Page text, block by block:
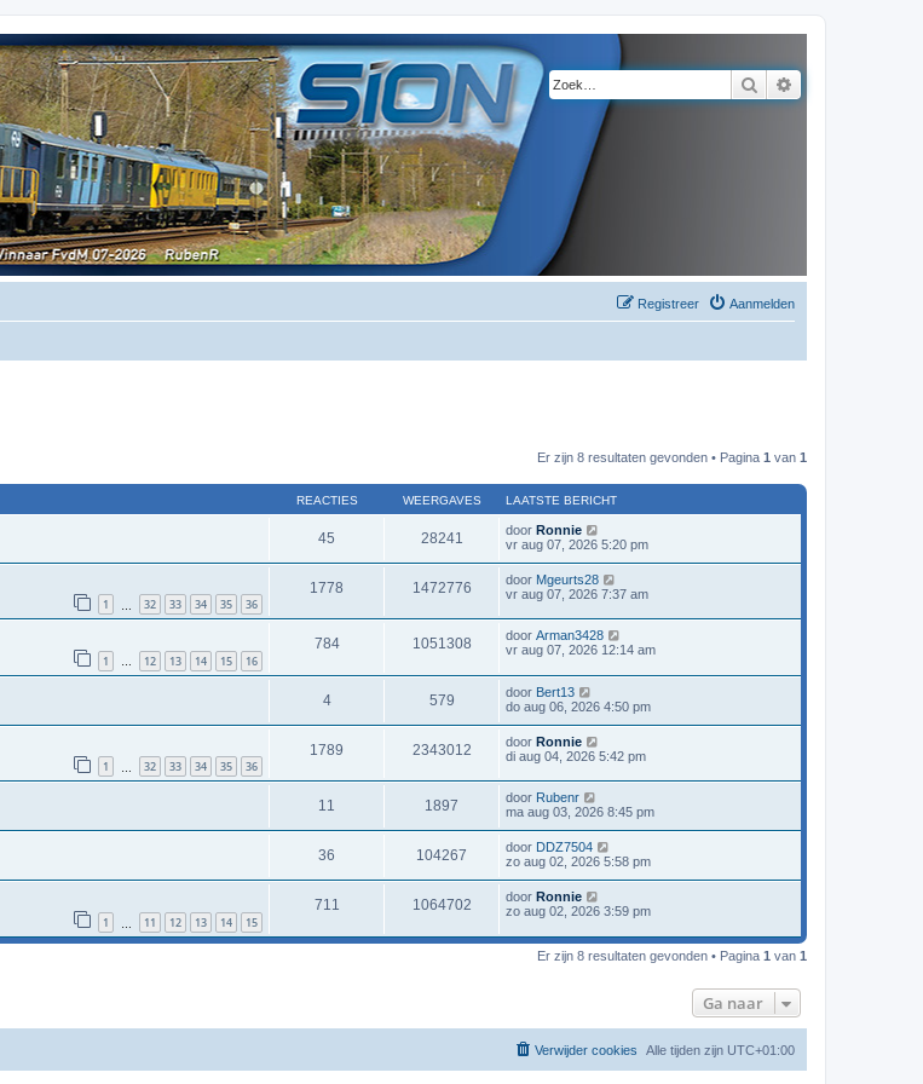
Zoek
Aanmelden
Registreer
Er zijn 8 resultaten gevonden • Pagina 1 van 1
REACTIES WEERGAVES LAATSTE BERICHT
45 28241 door Ronnie
vr aug 07, 2026 5:20 pm
1 32 33 34 35 36
1778 1472776 door Mgeurts28
vr aug 07, 2026 7:37 am
1 … 12 13 14 15 16
784 1051308 door Arman3428
vr aug 07, 2026 12:14 am
4 579 door Bert13
do aug 06, 2026 4:50 pm
1 32 33 34 35 36
1789 2343012 door Ronnie
di aug 04, 2026 5:42 pm
11 1897 door Rubenr
ma aug 03, 2026 8:45 pm
36 104267 door DDZ7504
zo aug 02, 2026 5:58 pm
1 11 12 13 14 15
711 1064702 door Ronnie
zo aug 02, 2026 3:59 pm
Er zijn 8 resultaten gevonden • Pagina 1 van 1
Ga naar
Alle tijden zijn UTC+01:00
Verwijder cookies